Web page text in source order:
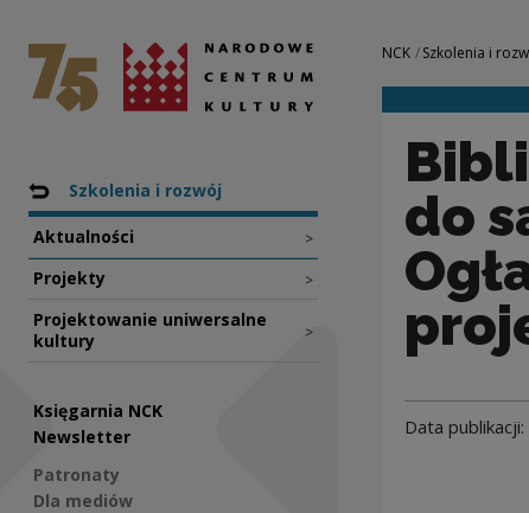
Biblioteki budują
Narodowe Centrum Kultury
Nawigacja
Powrót do: NCK
Szkolenia i rozwój
Aktualności >
Projekty >
Projektowanie uniwersalne
kultury
>
Księgarnia NCK
Newsletter
Patronaty
Dla mediów
Nawigacja
NCK Szkolenia i
do
Data publikacji: